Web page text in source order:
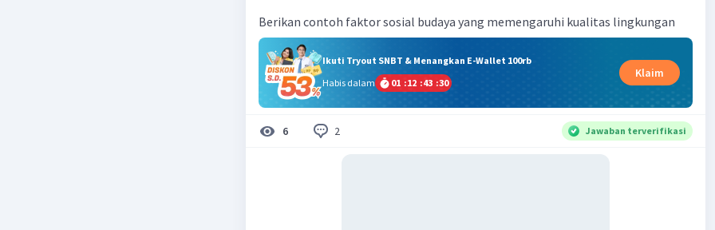
Berikan contoh faktor sosial budaya yang memengaruhi kualitas lingkungan
Ikuti Tryout SNBT & Menangkan E-Wallet 100rb
Habis dalam
01 :12 :43 :29
Klaim
6 2 Jawaban terverifikasi